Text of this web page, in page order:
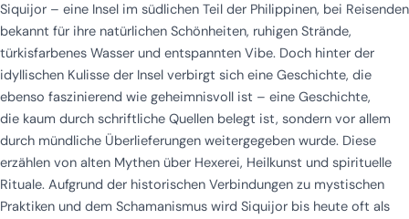
Siquijor – eine Insel im südlichen Teil der Philippinen, bei Reisenden
bekannt für ihre natürlichen Schönheiten, ruhigen Strände,
türkisfarbenes Wasser und entspannten Vibe. Doch hinter der
idyllischen Kulisse der Insel verbirgt sich eine Geschichte, die
ebenso faszinierend wie geheimnisvoll ist – eine Geschichte,
die kaum durch schriftliche Quellen belegt ist, sondern vor allem
durch mündliche Überlieferungen weitergegeben wurde. Diese
erzählen von alten Mythen über Hexerei, Heilkunst und spirituelle
Rituale. Aufgrund der historischen Verbindungen zu mystischen
Praktiken und dem Schamanismus wird Siquijor bis heute oft als